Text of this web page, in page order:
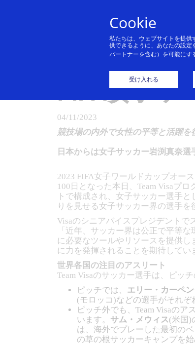
Visa、
FIFA女子ワ
04/11/2023
競技場の内外で女性の平等と活躍
日本からは女子サッカー岩渕真奈選
2023 FIFA女子ワールドカップオー
100日となった本日、Team Visaプ
トで構成され、女子サッカー選手
りを見せる女子サッカー界の選手を
Visaのシニアバイスプレジデントで
「近年、サッカー界は公正で平等
に必要なツールやリソースを提供
に力を発揮されることを期待してい
世界各国の注目のアスリート
Team Visaのサッカー選手は、ピッ
ピッチでは、 エリー・カーペ
(モロッコ)などの選手がそれぞ
ピッチ外でも、Team Visaの
います。 サム・メウィス(米国)
は、海外でプレーした最初の
の草の根サッカーキャンプを
Cookie
私たちは、ウェブサイトを提
供できるように、あなたの設
パートナーを含む）を可能に
受け入れる